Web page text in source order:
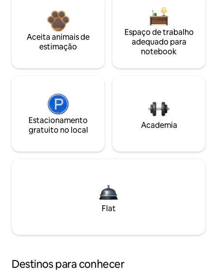
Aceita animais de
estimação
Espaço de trabalho
adequado para
notebook
Estacionamento
gratuito no local
Academia
Flat
Destinos para conhecer